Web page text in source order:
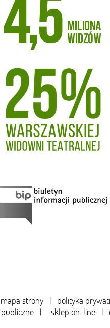
mapa strony | polityka
| sklep on-line |